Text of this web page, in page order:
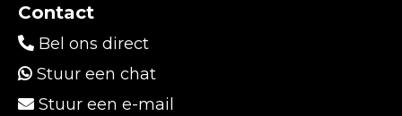
Contact
Bel ons direct
Stuur een chat
Stuur een e-mail